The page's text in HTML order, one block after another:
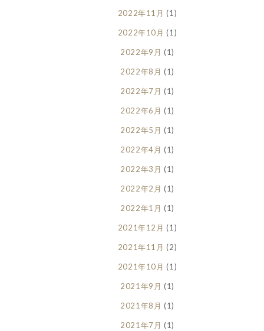
2022年11月 (1)
2022年10月 (1)
2022年9月 (1)
2022年8月 (1)
2022年7月 (1)
2022年6月 (1)
2022年5月 (1)
2022年4月 (1)
2022年3月 (1)
2022年2月 (1)
2022年1月 (1)
2021年12月 (1)
2021年11月 (2)
2021年10月 (1)
2021年9月 (1)
2021年8月 (1)
2021年7月 (1)